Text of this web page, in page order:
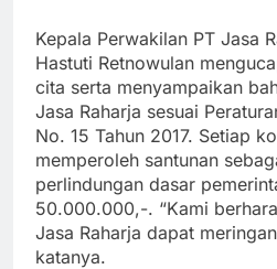
Kepala Perwakilan PT Jasa
Hastuti Retnowulan
cita serta menyampaikan
Jasa Raharja sesuai
No. 15 Tahun 2017. Setiap
memperoleh santunan
perlindungan dasar
50.000.000,-. “Kami
Jasa Raharja dapat
katanya.